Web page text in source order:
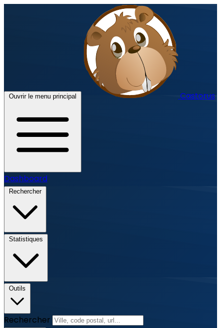
Ouvrir le menu principal Castorus
Dashboard
Rechercher
Statistiques
Outils
Rechercher